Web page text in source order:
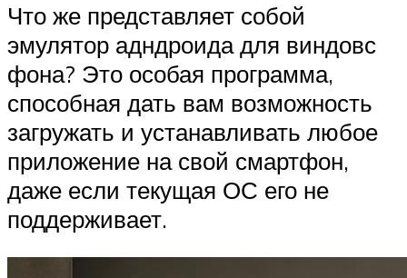
Что же представляет собой
эмулятор адндроида для виндовс
фона? Это особая программа,
способная дать вам возможность
загружать и устанавливать любое
приложение на свой смартфон,
даже если текущая ОС его не
поддерживает.